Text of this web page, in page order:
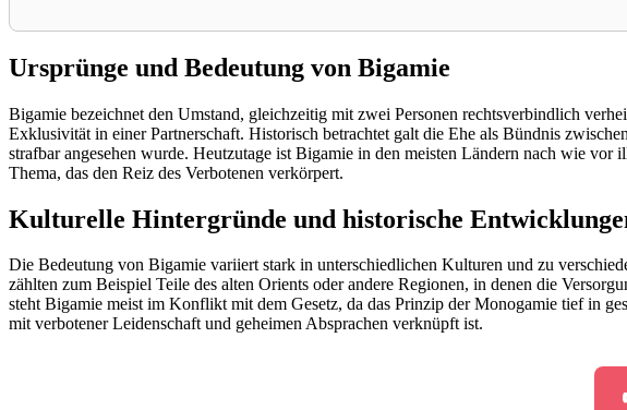
Ursprünge und Bedeutung von Bigamie
Bigamie bezeichnet den Umstand, gleichzeitig mit zwei Personen rechtsverbindlich
Exklusivität in einer Partnerschaft. Historisch betrachtet galt die Ehe als Bündnis
strafbar angesehen wurde. Heutzutage ist Bigamie in den meisten Ländern nach wie
Thema, das den Reiz des Verbotenen verkörpert.
Kulturelle Hintergründe und historische
Die Bedeutung von Bigamie variiert stark in unterschiedlichen Kulturen und zu
zählten zum Beispiel Teile des alten Orients oder andere Regionen, in denen die
steht Bigamie meist im Konflikt mit dem Gesetz, da das Prinzip der Monogamie tief in
mit verbotener Leidenschaft und geheimen Absprachen verknüpft ist.